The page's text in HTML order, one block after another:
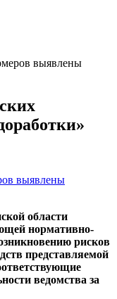
выявлены
области
нормативно-
рисков
представляемой
ведомства за